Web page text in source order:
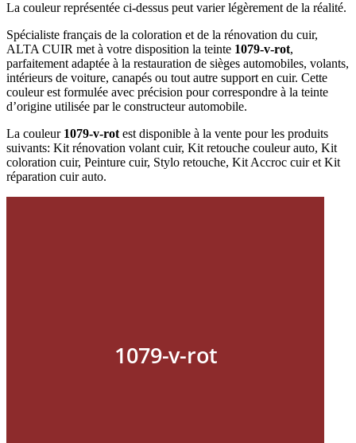
La couleur représentée ci-dessus peut varier légèrement de la réalité.
Spécialiste français de la coloration et de la rénovation du cuir,
ALTA CUIR met à votre disposition la teinte 1079-v-rot,
parfaitement adaptée à la restauration de sièges automobiles, volants,
intérieurs de voiture, canapés ou tout autre support en cuir. Cette
couleur est formulée avec précision pour correspondre à la teinte
d’origine utilisée par le constructeur automobile.
La couleur 1079-v-rot est disponible à la vente pour les produits
suivants: Kit rénovation volant cuir, Kit retouche couleur auto, Kit
coloration cuir, Peinture cuir, Stylo retouche, Kit Accroc cuir et Kit
réparation cuir auto.